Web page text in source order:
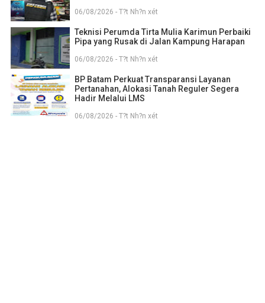
06/08/2026 - T?t Nh?n xét
Teknisi Perumda Tirta Mulia Karimun Perbaiki
Pipa yang Rusak di Jalan Kampung Harapan
06/08/2026 - T?t Nh?n xét
BP Batam Perkuat Transparansi Layanan
Pertanahan, Alokasi Tanah Reguler Segera
Hadir Melalui LMS
06/08/2026 - T?t Nh?n xét